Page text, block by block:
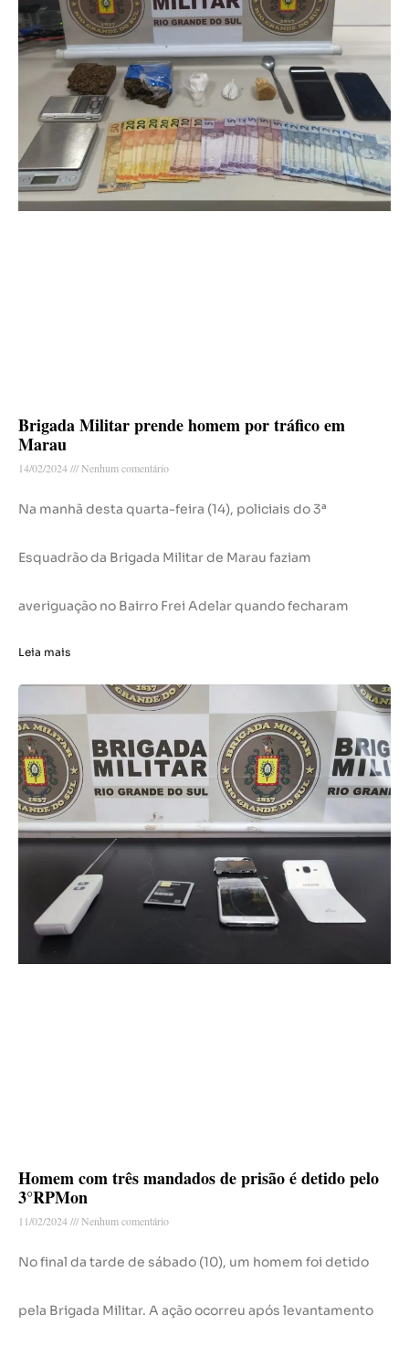
Brigada Militar prende homem por tráfico em
Marau
14/02/2024 Nenhum comentário
Na manhã desta quarta-feira (14), policiais do 3ª
Esquadrão da Brigada Militar de Marau faziam
averiguação no Bairro Frei Adelar quando fecharam
Leia mais
Homem com três mandados de prisão é detido pelo
3°RPMon
11/02/2024 Nenhum comentário
No final da tarde de sábado (10), um homem foi detido
pela Brigada Militar. A ação ocorreu após levantamento